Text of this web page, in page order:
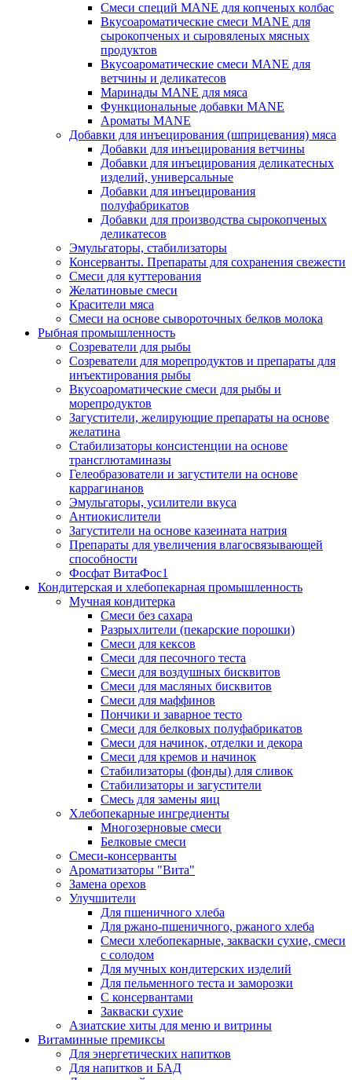
Смеси специй MANE для копченых колбас
Вкусоароматические смеси MANE для
сырокопченых и сыровяленых мясных
продуктов
Вкусоароматические смеси MANE для
ветчины и деликатесов
Маринады MANE для мяса
Функциональные добавки MANE
Ароматы MANE
Добавки для инъецирования (шприцевания) мяса
Добавки для инъецирования ветчины
Добавки для инъецирования деликатесных
изделий, универсальные
Добавки для инъецирования
полуфабрикатов
Добавки для производства сырокопченых
деликатесов
Эмульгаторы, стабилизаторы
Консерванты. Препараты для сохранения свежести
Смеси для куттерования
Желатиновые смеси
Красители мяса
Смеси на основе сывороточных белков молока
Рыбная промышленность
Созреватели для рыбы
Созреватели для морепродуктов и препараты для
инъектирования рыбы
Вкусоароматические смеси для рыбы и
морепродуктов
Загустители, желирующие препараты на основе
желатина
Стабилизаторы консистенции на основе
трансглютаминазы
Гелеобразователи и загустители на основе
каррагинанов
Эмульгаторы, усилители вкуса
Антиокислители
Загустители на основе казеината натрия
Препараты для увеличения влагосвязывающей
способности
Фосфат ВитаФос1
Кондитерская и хлебопекарная промышленность
Мучная кондитерка
Смеси без сахара
Разрыхлители (пекарские порошки)
Смеси для кексов
Смеси для песочного теста
Смеси для воздушных бисквитов
Смеси для масляных бисквитов
Смеси для маффинов
Пончики и заварное тесто
Cмеси для белковых полуфабрикатов
Смеси для начинок, отделки и декора
Смеси для кремов и начинок
Стабилизаторы (фонды) для сливок
Стабилизаторы и загустители
Смесь для замены яиц
Хлебопекарные ингредиенты
Многозерновые смеси
Белковые смеси
Смеси-консерванты
Ароматизаторы "Вита"
Замена орехов
Улучшители
Для пшеничного хлеба
Для ржано-пшеничного, ржаного хлеба
Смеси хлебопекарные, закваски сухие, смеси
с солодом
Для мучных кондитерских изделий
Для пельменного теста и заморозки
С консервантами
Закваски сухие
Азиатские хиты для меню и витрины
Витаминные премиксы
Для энергетических напитков
Для напитков и БАД